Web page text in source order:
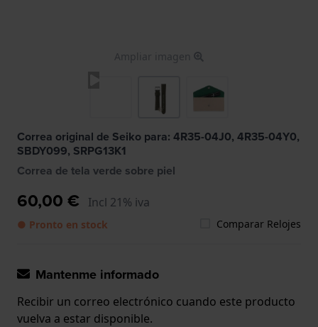
Ampliar imagen
Correa original de Seiko para: 4R35-04J0, 4R35-04Y0,
SBDY099, SRPG13K1
Correa de tela verde sobre piel
60,00 € Incl 21% iva
● Pronto en stock Comparar Relojes
Mantenme informado
Recibir un correo electrónico cuando este producto
vuelva a estar disponible.